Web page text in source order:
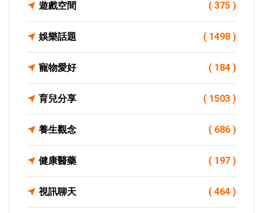
遊戲空間 ( 375 )
娛樂話題 ( 1498 )
寵物愛好 ( 184 )
育兒分享 ( 1503 )
養生觀念 ( 686 )
健康醫藥 ( 197 )
視訊聊天 ( 464 )